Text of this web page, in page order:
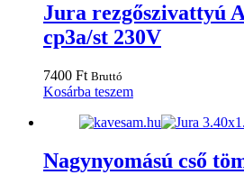
Jura rezgőszivattyú
cp3a/st 230V
7400 Ft Bruttó
Kosárba teszem
Nagynyomású cső